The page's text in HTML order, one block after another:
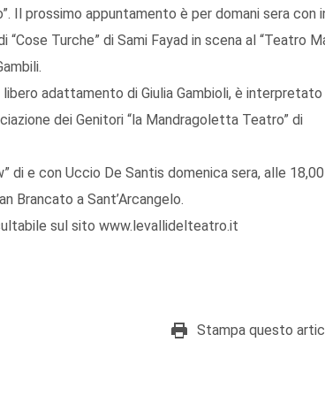
Il prossimo appuntamento è per domani sera con
Turche” di Sami Fayad in scena al “Teatro
adattamento di Giulia Gambioli, è interpretato
dei Genitori “la Mandragoletta Teatro” di
di e con Uccio De Santis domenica sera, alle
Brancato a Sant’Arcangelo.
sul sito www.levallidelteatro.it
Stampa questo